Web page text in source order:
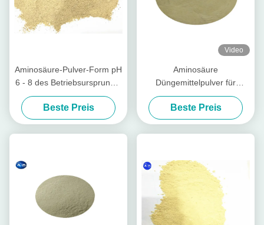
Aminosäure-Pulver-Form pH
6 - 8 des Betriebsursprungs-
hohe Stickstoff-organischen
Düngemittel-65%
Beste Preis
Video
Aminosäure
Düngemittelpulver für
Pflanzenwachstum PH 4-6
als alkalische
Bodenkonditioner
Beste Preis